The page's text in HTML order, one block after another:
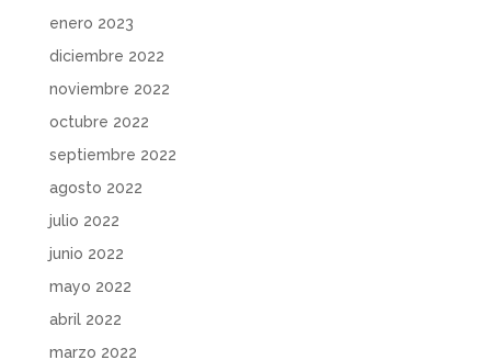
enero 2023
diciembre 2022
noviembre 2022
octubre 2022
septiembre 2022
agosto 2022
julio 2022
junio 2022
mayo 2022
abril 2022
marzo 2022